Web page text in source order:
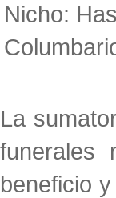
Nicho:
La
funerales
beneficio